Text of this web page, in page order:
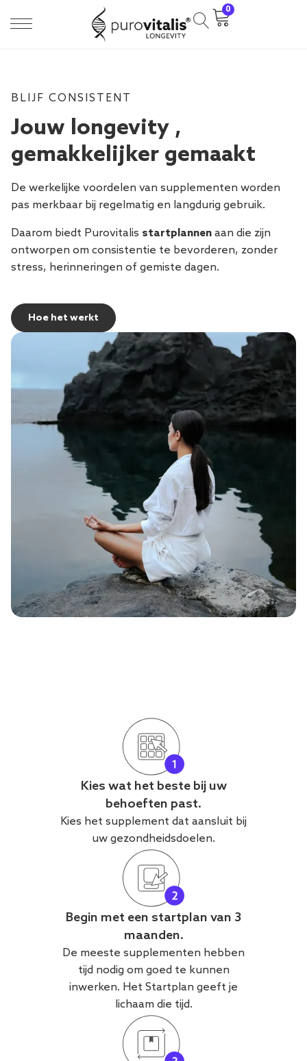
0
BLIJF CONSISTENT
Jouw longevity ,
gemakkelijker gemaakt
De werkelijke voordelen van supplementen worden
pas merkbaar bij regelmatig en langdurig gebruik.
Daarom biedt Purovitalis startplannen aan die zijn
ontworpen om consistentie te bevorderen, zonder
stress, herinneringen of gemiste dagen.
Hoe het werkt
Kies wat het beste bij uw
behoeften past.
Kies het supplement dat aansluit bij
uw gezondheidsdoelen.
Begin met een startplan van 3
maanden.
De meeste supplementen hebben
tijd nodig om goed te kunnen
inwerken. Het Startplan geeft je
lichaam die tijd.